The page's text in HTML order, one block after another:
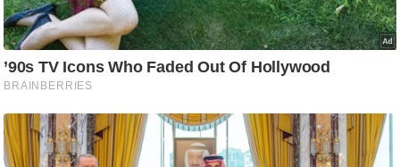
वि
श्ले
ष
ण
म
सा